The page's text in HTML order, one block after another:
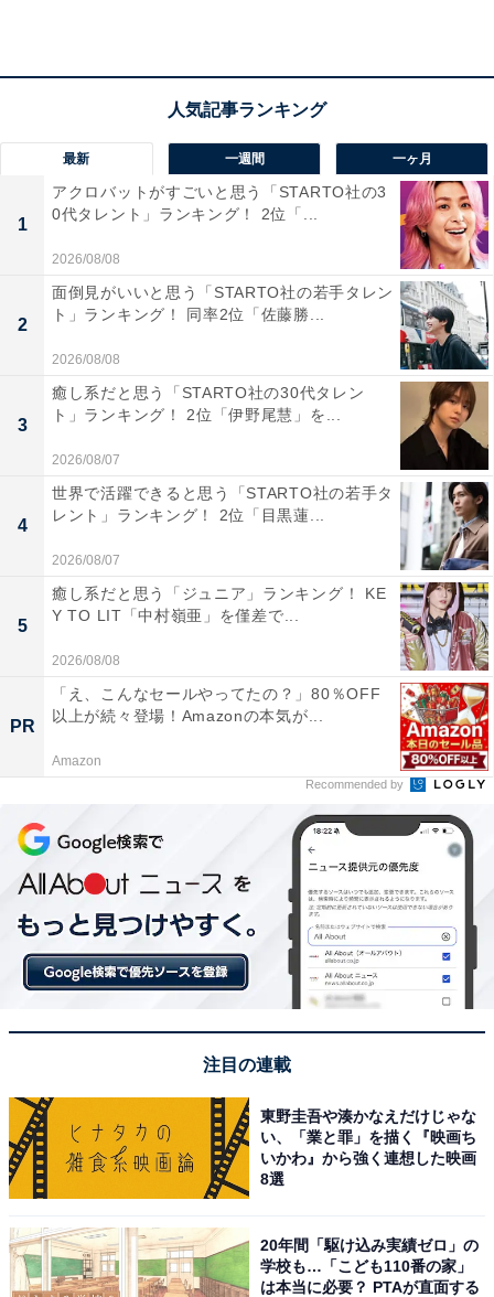
「高所得者や資産家が多いと聞いたので」（30代女
性／兵庫県）
「豊田は自動車産業の中心地で、大手企業の関連施
設が多いことから、収入が安定している人が多い印
象があります。街を走る車も新しいものが多く、生
活に余裕のある雰囲気が強く感じられます。ナンバ
ーを見ると『産業の街らしい豊かさ』が伝わってき
ます」（40代男性／北海道）
1位：名古屋／177票
1位は圧倒的な支持を集めた「名古屋」でした。中部地
方最大のメトロポリスであり、多くの企業本社が集まる
経済の中枢です。東区や瑞穂区といった伝統的な高級住
宅街を擁し、デパートや高級ブランド店が立ち並ぶ栄・
名駅エリアをさっそうと走る高級車のイメージは強烈。
「名古屋ナンバー＝都会のお金持ち」という図式が広く
浸透しています。
回答者コメント
ても生活できるなかで、車を持っている＝お金持ち
なのかなと思います」（20代女性／愛知県）
最新 一週間 一ヶ月
1
アクロバットがすごいと思う「STARTO社の3
0代タレント」ランキング！ 2位「...
2026/08/08
2
面倒見がいいと思う「STARTO社の若手タレン
ト」ランキング！ 同率2位「佐藤勝...
2026/08/08
3
癒し系だと思う「STARTO社の30代タレン
ト」ランキング！ 2位「伊野尾慧」を...
2026/08/07
4
世界で活躍できると思う「STARTO社の若手タ
レント」ランキング！ 2位「目黒蓮...
2026/08/07
5
癒し系だと思う「ジュニア」ランキング！ KE
Y TO LIT「中村嶺亜」を僅差で...
2026/08/08
PR
「え、こんなセールやってたの？」80％OFF
以上が続々登場！Amazonの本気が...
Amazon
Recommended by
注目の連載
東野圭吾や湊かなえだけじゃな
い、「業と罪」を描く『映画ち
いかわ』から強く連想した映画
8選
20年間「駆け込み実績ゼロ」の
学校も…「こども110番の家」
は本当に必要？ PTAが直面する